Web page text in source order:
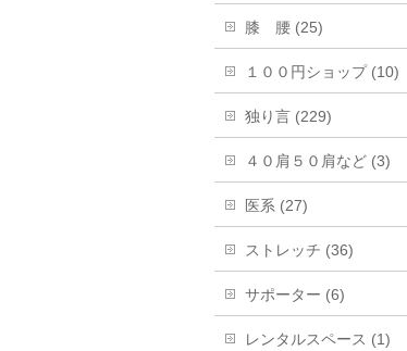
膝 腰 (25)
１００円ショップ (10)
独り言 (229)
４０肩５０肩など (3)
医系 (27)
ストレッチ (36)
サポーター (6)
レンタルスペース (1)